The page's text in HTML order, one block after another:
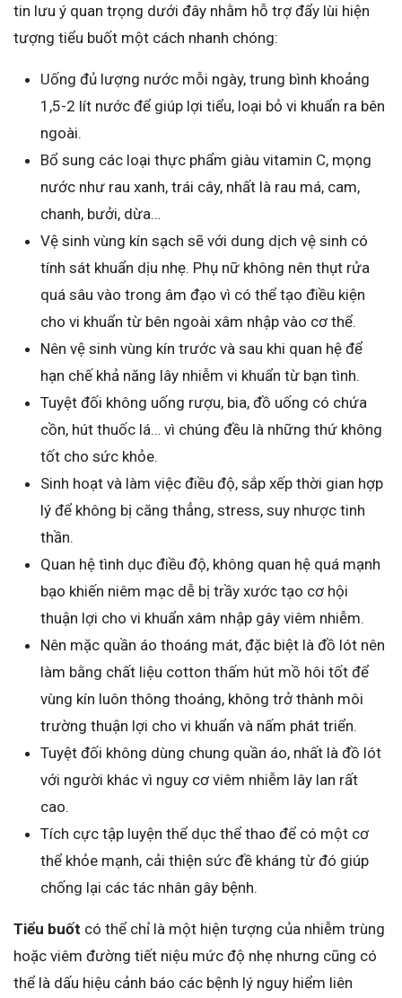
tin lưu ý quan trọng dưới đây nhằm hỗ trợ đẩy lùi hiện
tượng tiểu buốt một cách nhanh chóng:
Uống đủ lượng nước mỗi ngày, trung bình khoảng
1,5-2 lít nước để giúp lợi tiểu, loại bỏ vi khuẩn ra bên
ngoài.
Bổ sung các loại thực phẩm giàu vitamin C, mọng
nước như rau xanh, trái cây, nhất là rau má, cam,
chanh, bưởi, dừa…
Vệ sinh vùng kín sạch sẽ với dung dịch vệ sinh có
tính sát khuẩn dịu nhẹ. Phụ nữ không nên thụt rửa
quá sâu vào trong âm đạo vì có thể tạo điều kiện
cho vi khuẩn từ bên ngoài xâm nhập vào cơ thể.
Nên vệ sinh vùng kín trước và sau khi quan hệ để
hạn chế khả năng lây nhiễm vi khuẩn từ bạn tình.
Tuyệt đối không uống rượu, bia, đồ uống có chứa
cồn, hút thuốc lá… vì chúng đều là những thứ không
tốt cho sức khỏe.
Sinh hoạt và làm việc điều độ, sắp xếp thời gian hợp
lý để không bị căng thẳng, stress, suy nhược tinh
thần.
Quan hệ tình dục điều độ, không quan hệ quá mạnh
bạo khiến niêm mạc dễ bị trầy xước tạo cơ hội
thuận lợi cho vi khuẩn xâm nhập gây viêm nhiễm.
Nên mặc quần áo thoáng mát, đặc biệt là đồ lót nên
làm bằng chất liệu cotton thấm hút mồ hôi tốt để
vùng kín luôn thông thoáng, không trở thành môi
trường thuận lợi cho vi khuẩn và nấm phát triển.
Tuyệt đối không dùng chung quần áo, nhất là đồ lót
với người khác vì nguy cơ viêm nhiễm lây lan rất
cao.
Tích cực tập luyện thể dục thể thao để có một cơ
thể khỏe mạnh, cải thiện sức đề kháng từ đó giúp
chống lại các tác nhân gây bệnh.
Tiểu buốt có thể chỉ là một hiện tượng của nhiễm trùng
hoặc viêm đường tiết niệu mức độ nhẹ nhưng cũng có
thể là dấu hiệu cảnh báo các bệnh lý nguy hiểm liên